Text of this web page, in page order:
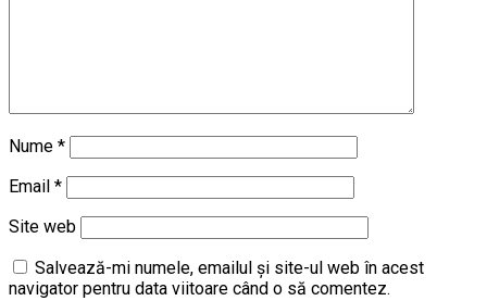
Nume *
Email *
Site web
Salvează-mi numele, emailul și site-ul web în acest
navigator pentru data viitoare când o să comentez.